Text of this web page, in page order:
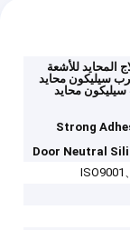
المحايد للأشعة
سيليكون محايد
محايد
Strong
Door Neutral
ISO9001